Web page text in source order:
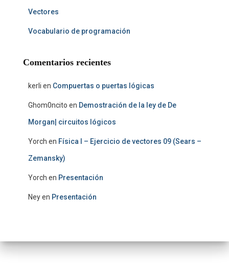
Vectores
Vocabulario de programación
Comentarios recientes
kerli en Compuertas o puertas lógicas
Ghom0ncito en Demostración de la ley de De
Morgan| circuitos lógicos
Yorch en Física I – Ejercicio de vectores 09 (Sears –
Zemansky)
Yorch en Presentación
Neyen Presentación